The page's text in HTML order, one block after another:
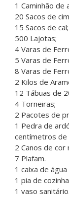
1 Caminhão de
20 Sacos de
15 Sacos de cal;
500 Lajotas;
4 Varas de
5 Varas de
8 Varas de
2 Kilos de
12 Tábuas de
4 Torneiras;
2 Pacotes de
1 Pedra de
centímetros de
2 Canos de
7 Plafam.
1 caixa de
1 pia de
1 vaso sanitário.